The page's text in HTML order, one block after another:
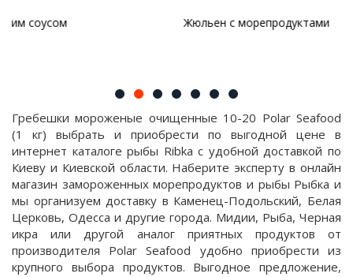
Жюльен с морепродуктами
Гребешки мороженые очищенные 10-20 Polar Seafood
(1 кг) выбрать и приобрести по выгодной цене в
интернет каталоге рыбы Ribka с удобной доставкой по
Киеву и Киевской области. Наберите эксперту в онлайн
магазин замороженных морепродуктов и рыбы Рыбка и
мы организуем доставку в Каменец-Подольский, Белая
Церковь, Одесса и другие города. Мидии, Рыба, Черная
икра или другой аналог приятных продуктов от
производителя Polar Seafood удобно приобрести из
крупного выбора продуктов. Выгодное предложение,